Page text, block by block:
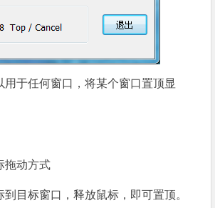
用于任何窗口，将某个窗口置顶显
动方式
到目标窗口，释放鼠标，即可置顶。